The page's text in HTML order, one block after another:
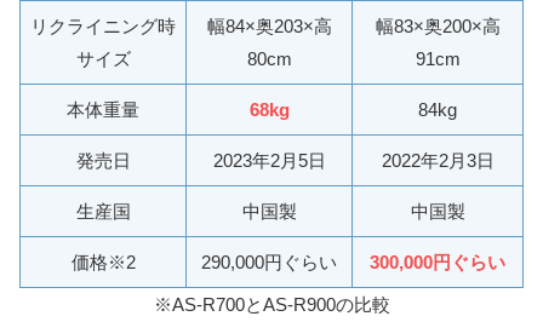
リクライニング時
サイズ
幅84×奥203×高
80cm
幅83×奥200×高
91cm
本体重量 68kg 84kg
発売日 2023年2月5日 2022年2月3日
生産国 中国製 中国製
価格※2 290,000円ぐらい 300,000円ぐらい
※AS-R700とAS-R900の比較